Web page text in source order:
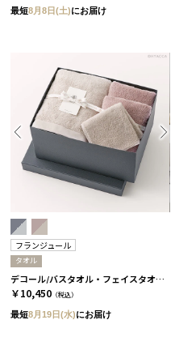
最短8月8日(土)にお届け
フランジュール
タオル
デコール/バスタオル・フェイスタオル・ミニタオル 4枚セット/2種類［フランジュール］ グリーロゼ＆グリ
￥10,450 （税込）
最短8月19日(水)にお届け